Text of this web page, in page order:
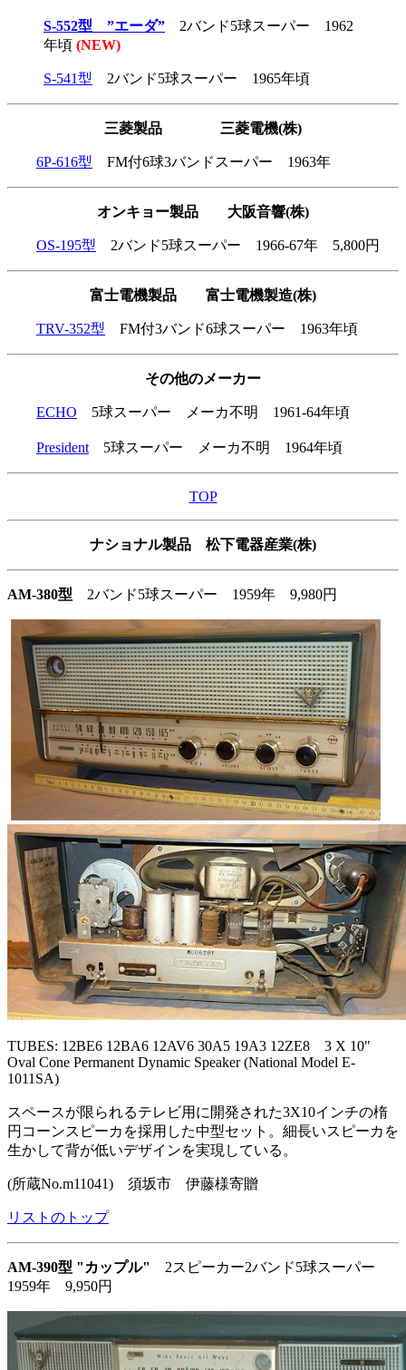
S-552型 ”エーダ” 2バンド5球スーパー 1962
年頃 (NEW)
S-541型 2バンド5球スーパー 1965年頃
三菱製品 三菱電機(株)
6P-616型 FM付6球3バンドスーパー 1963年
オンキョー製品 大阪音響(株)
OS-195型 2バンド5球スーパー 1966-67年 5,800円
富士電機製品 富士電機製造(株)
TRV-352型 FM付3バンド6球スーパー 1963年頃
その他のメーカー
ECHO 5球スーパー メーカ不明 1961-64年頃
President 5球スーパー メーカ不明 1964年頃
TOP
ナショナル製品 松下電器産業(株)
AM-380型 2バンド5球スーパー 1959年 9,980円
TUBES: 12BE6 12BA6 12AV6 30A5 19A3 12ZE8 3 X 10"
Oval Cone Permanent Dynamic Speaker (National Model E-
1011SA)
スペースが限られるテレビ用に開発された3X10インチの楕
円コーンスピーカを採用した中型セット。細長いスピーカを
生かして背が低いデザインを実現している。
(所蔵No.m11041) 須坂市 伊藤様寄贈
リストのトップ
AM-390型 "カップル"
2スピーカー2バンド5球スーパー
1959年 9,950円